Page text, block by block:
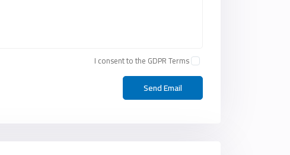
I consent to the GDPR Terms